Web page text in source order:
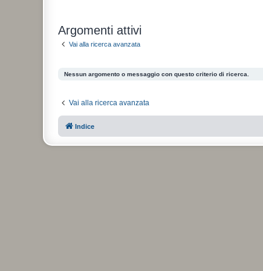
Argomenti attivi
Vai alla ricerca avanzata
Nessun argomento o messaggio con questo criterio di ricerca.
Vai alla ricerca avanzata
Indice